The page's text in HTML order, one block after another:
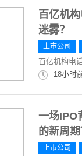
百亿机
迷雾？
上市公司
百亿机构电
18小时
一场IPO
的新周期
上市公司